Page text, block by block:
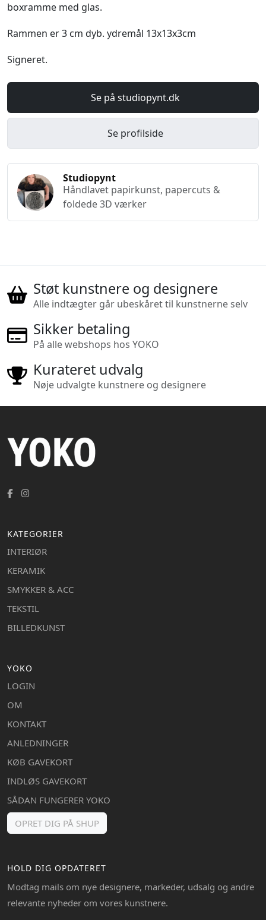
boxramme med glas.
Rammen er 3 cm dyb. ydremål 13x13x3cm
Signeret.
Se på studiopynt.dk
Se profilside
Studiopynt
Håndlavet papirkunst, papercuts &
foldede 3D værker
Støt kunstnere og designere
Alle indtægter går ubeskåret til kunstnerne selv
Sikker betaling
På alle webshops hos YOKO
Kurateret udvalg
Nøje udvalgte kunstnere og designere
KATEGORIER
INTERIØR
KERAMIK
SMYKKER & ACC
TEKSTIL
BILLEDKUNST
YOKO
LOGIN
OM
KONTAKT
ANLEDNINGER
KØB GAVEKORT
INDLØS GAVEKORT
SÅDAN FUNGERER YOKO
OPRET DIG PÅ SHUP
HOLD DIG OPDATERET
Modtag mails om nye designere, markeder, udsalg og andre
relevante nyheder om vores kunstnere.